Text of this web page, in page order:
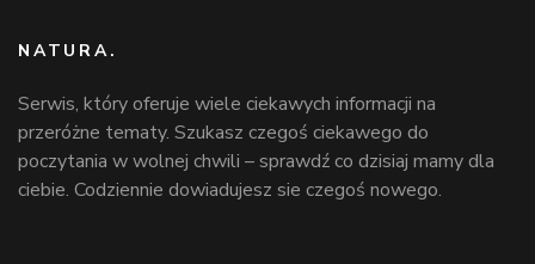
NATURA.
Serwis, który oferuje wiele ciekawych informacji na
przeróżne tematy. Szukasz czegoś ciekawego do
poczytania w wolnej chwili – sprawdź co dzisiaj mamy dla
ciebie. Codziennie dowiadujesz sie czegoś nowego.